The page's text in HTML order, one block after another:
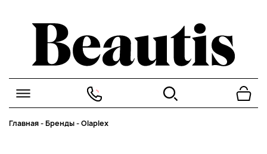
Главная-Бренды-Olaplex